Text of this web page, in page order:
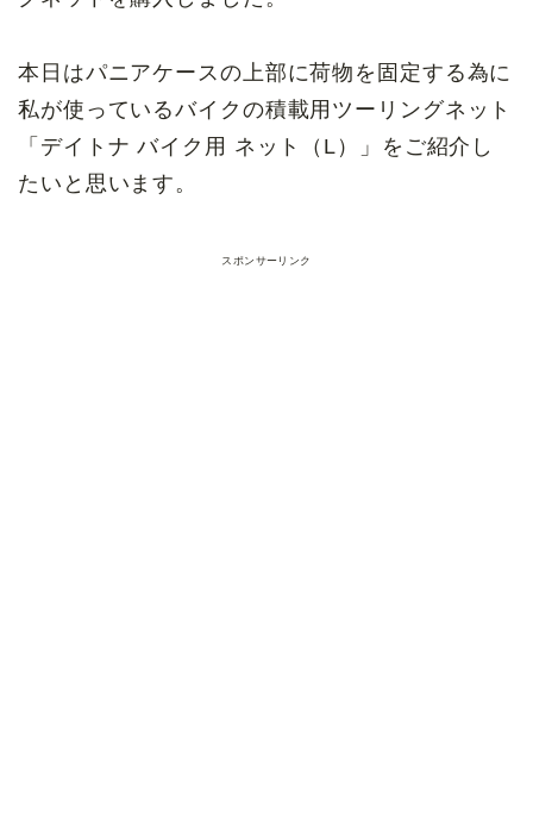
本日はパニアケースの上部に荷物を固定する為に
私が使っているバイクの積載用ツーリングネット
「デイトナ バイク用 ネット（L）」をご紹介し
たいと思います。
スポンサーリンク